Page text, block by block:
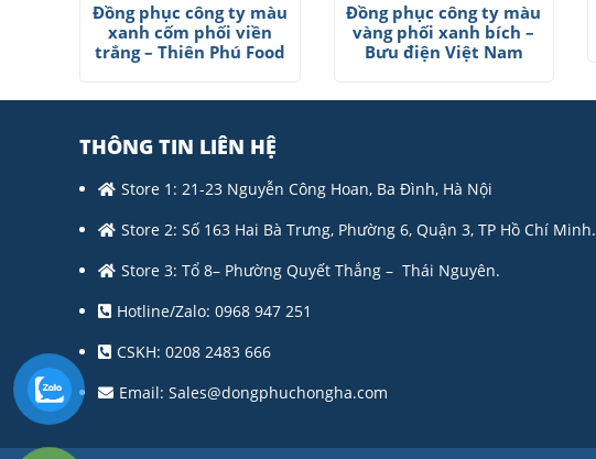
Đồng phục công ty màu
xanh cốm phối viền
trắng – Thiên Phú Food
Đồng phục công ty màu
vàng phối xanh bích –
Bưu điện Việt Nam
THÔNG TIN LIÊN HỆ
Store 1: 21-23 Nguyễn Công Hoan, Ba Đình, Hà Nội
Store 2: Số 163 Hai Bà Trưng, Phường 6, Quận 3, TP Hồ Chí Minh.
Store 3: Tổ 8– Phường Quyết Thắng – Thái Nguyên.
Hotline/Zalo: 0968 947 251
CSKH: 0208 2483 666
Email: Sales@dongphuchongha.com